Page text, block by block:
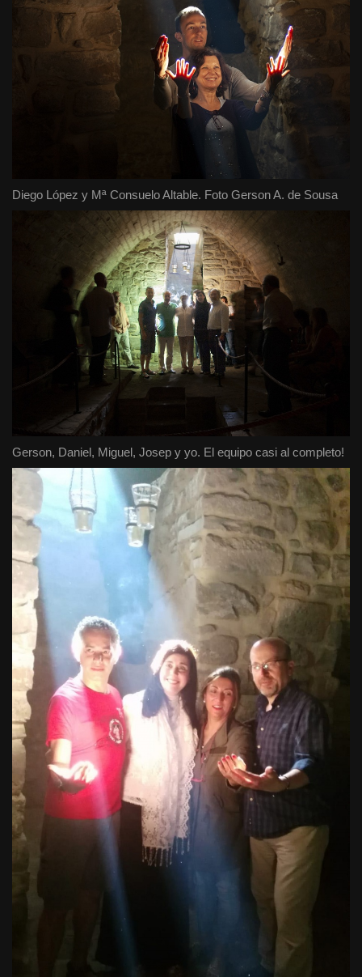
Diego López y Mª Consuelo Altable. Foto Gerson A. de Sousa
Gerson, Daniel, Miguel, Josep y yo. El equipo casi al completo!